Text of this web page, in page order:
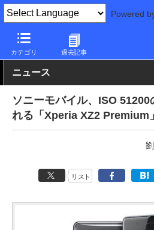
Powered
カテゴリ 過去記事
PC Watch パソコン/タブレット/スマ
ニュース
ソニーモバイル、ISO
れる「Xperia XZ2 Premium」
リスト